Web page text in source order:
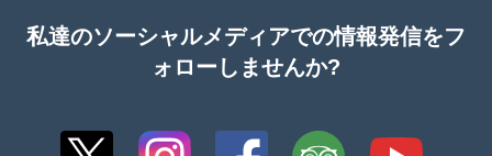
私達のソーシャルメディアでの情報発信をフ
ォローしませんか?